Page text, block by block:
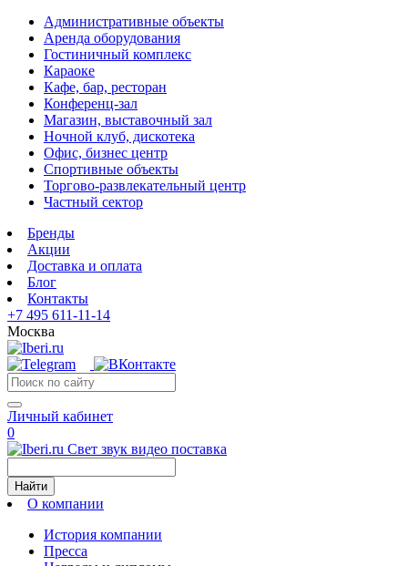
Административные объекты
Аренда оборудования
Гостиничный комплекс
Караоке
Кафе, бар, ресторан
Конференц-зал
Магазин, выставочный зал
Ночной клуб, дискотека
Офис, бизнес центр
Спортивные объекты
Торгово-развлекательный центр
Частный сектор
Бренды
Акции
Доставка и оплата
Блог
Контакты
+7 495 611-11-14
Москва
Личный кабинет
0
Свет звук видео поставка
Найти
О компании
История компании
Пресса